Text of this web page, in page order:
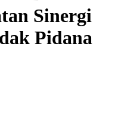
Sinergi
Pidana